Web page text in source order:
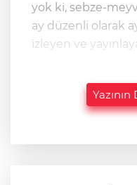
yok ki, sebze-meyve
ay düzenli olarak
izleyen ve
Yazının